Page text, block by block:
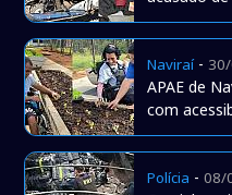
Naviraí-
APAE de
com
Polícia -08/